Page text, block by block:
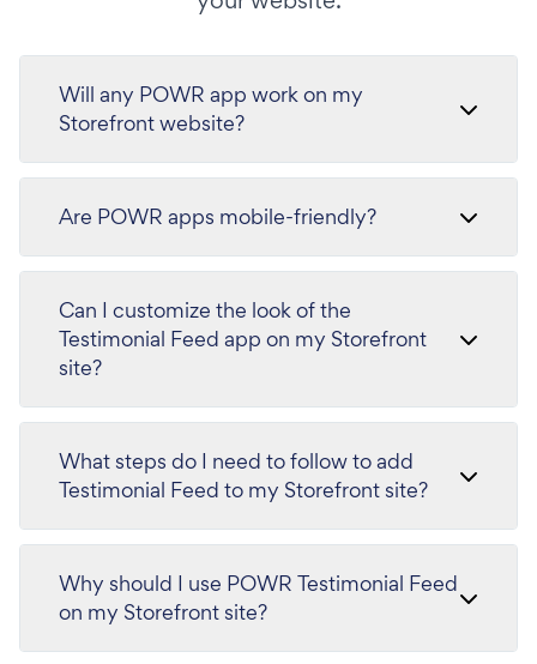
Will any POWR app work on my
Storefront website?
Are POWR apps mobile-friendly?
Can I customize the look of the
Testimonial Feed app on my Storefront
site?
What steps do I need to follow to add
Testimonial Feed to my Storefront site?
Why should I use POWR Testimonial Feed
on my Storefront site?